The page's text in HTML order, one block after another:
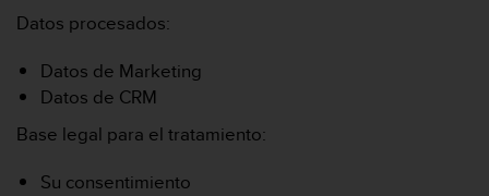
Datos procesados:
Datos de Marketing
Datos de CRM
Base legal para el tratamiento:
Su consentimiento